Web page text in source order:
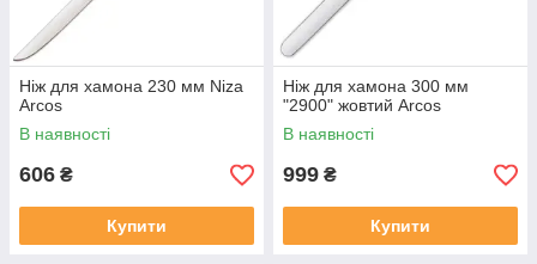
Ніж для хамона 230 мм Niza
Arcos
В наявності
606 ₴
Купити
Ніж для хамона 300 мм
"2900" жовтий Arcos
В наявності
999 ₴
Купити